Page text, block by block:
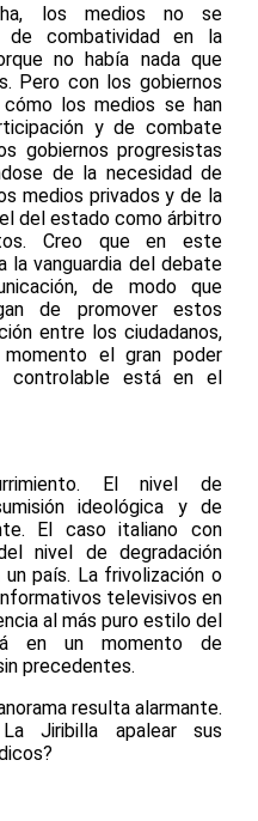
los medios no se
de combatividad en la
no había nada que
Pero con los gobiernos
los medios se han
y de combate
gobiernos progresistas
de la necesidad de
medios privados y de la
del estado como árbitro
Creo que en este
la vanguardia del debate
de modo que
de promover estos
entre los ciudadanos,
el gran poder
controlable está en el
El nivel de
ideológica y de
El caso italiano con
nivel de degradación
país. La frivolización o
televisivos en
al más puro estilo del
en un momento de
precedentes.
resulta alarmante.
Jiribilla apalear sus